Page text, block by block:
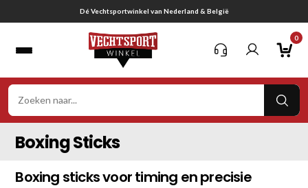
naar
Gratis verzending vanaf € 75,-
0
Boxing Sticks
Boxing sticks voor timing en precisie